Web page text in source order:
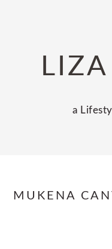
navigation
a
MUKENA